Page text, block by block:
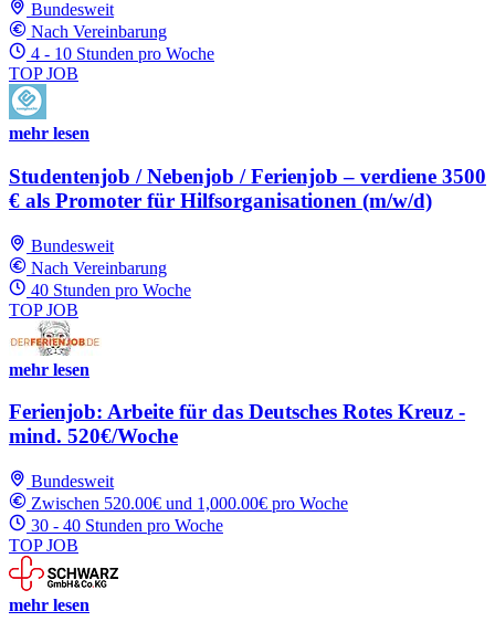
Bundesweit
Nach Vereinbarung
4 - 10 Stunden pro Woche
TOP JOB
mehr lesen
Studentenjob / Nebenjob / Ferienjob – verdiene 3500
€ als Promoter für Hilfsorganisationen (m/w/d)
Bundesweit
Nach Vereinbarung
40 Stunden pro Woche
TOP JOB
mehr lesen
Ferienjob: Arbeite für das Deutsches Rotes Kreuz -
mind. 520€/Woche
Bundesweit
Zwischen 520.00€ und 1,000.00€ pro Woche
30 - 40 Stunden pro Woche
TOP JOB
mehr lesen